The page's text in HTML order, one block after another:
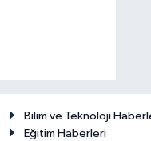
Bilim ve Teknoloji
Eğitim Haberleri